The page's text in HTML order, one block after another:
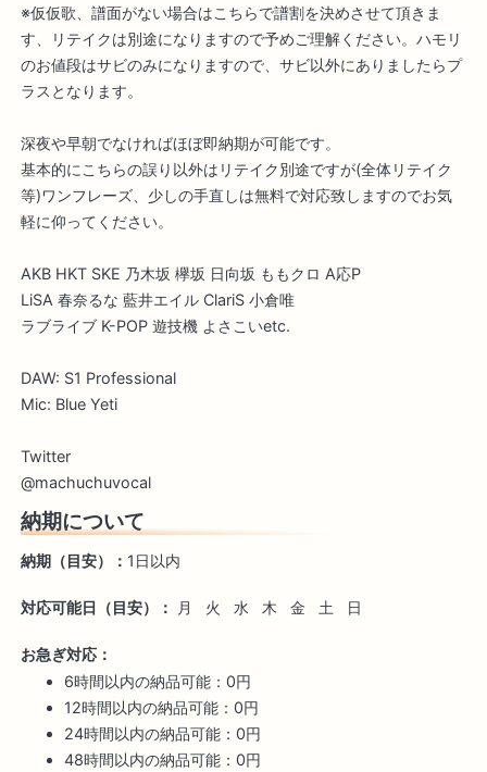
※仮仮歌、譜面がない場合はこちらで譜割を決めさせて頂きま
す、リテイクは別途になりますので予めご理解ください。ハモリ
のお値段はサビのみになりますので、サビ以外にありましたらプ
ラスとなります。
深夜や早朝でなければほぼ即納期が可能です。
基本的にこちらの誤り以外はリテイク別途ですが(全体リテイク
等)ワンフレーズ、少しの手直しは無料で対応致しますのでお気
軽に仰ってください。
AKB HKT SKE 乃木坂 欅坂 日向坂 ももクロ A応P
LiSA 春奈るな 藍井エイル ClariS 小倉唯
ラブライブ K-POP 遊技機 よさこいetc.
DAW: S1 Professional
Mic: Blue Yeti
Twitter
@machuchuvocal
納期について
納期（目安）： 1日以内
対応可能日（目安）： 月 火 水 木 金 土 日
お急ぎ対応：
6時間以内の納品可能：0円
12時間以内の納品可能：0円
24時間以内の納品可能：0円
48時間以内の納品可能：0円